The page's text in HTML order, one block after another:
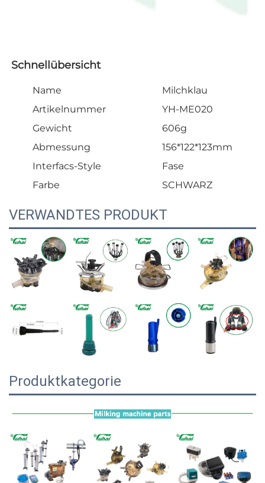
Schnellübersicht
Name
Milchklau
Artikelnummer
YH-ME020
Gewicht
606g
Abmessung
156*122*123mm
Interfacs-Style
Fase
Farbe
SCHWARZ
VERWANDTES PRODUKT
Produktkategorie